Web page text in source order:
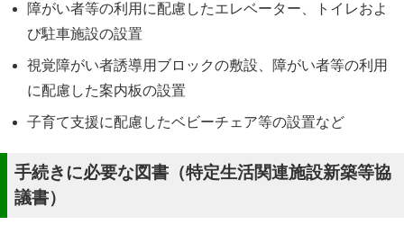
障がい者等の利用に配慮したエレベーター、トイレおよ
び駐車施設の設置
視覚障がい者誘導用ブロックの敷設、障がい者等の利用
に配慮した案内板の設置
子育て支援に配慮したベビーチェア等の設置など
手続きに必要な図書（特定生活関連施設新築等協
議書）